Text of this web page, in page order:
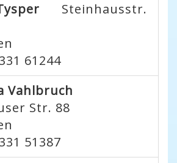
Steinhausstr.
61244
Vahlbruch
Str. 88
51387